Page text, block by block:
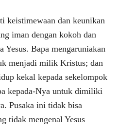
keistimewaan dan keunikan
iman dengan kokoh dan
Yesus. Bapa mengaruniakan
menjadi milik Kristus; dan
kekal kepada sekelompok
kepada-Nya untuk dimiliki
Pusaka ini tidak bisa
tidak mengenal Yesus